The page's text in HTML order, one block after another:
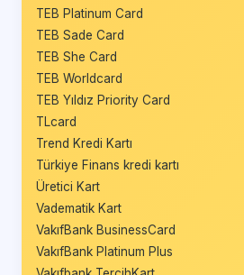
TEB Platinum Card
TEB Sade Card
TEB She Card
TEB Worldcard
TEB Yıldız Priority Card
TLcard
Trend Kredi Kartı
Türkiye Finans kredi kartı
Üretici Kart
Vadematik Kart
VakıfBank BusinessCard
VakıfBank Platinum Plus